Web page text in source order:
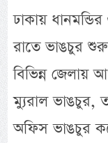
ঢাকায়
রাতে ভাঙচুর
বিভিন্ন জেলায়
ম্যুরাল ভাঙচুর,
অফিস ভাঙচুর